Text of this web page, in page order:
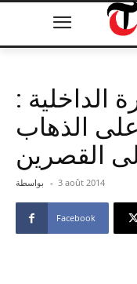
الداخلية :
الذهاب
القصرين
بواسطة - 3 août 2014
Facebook